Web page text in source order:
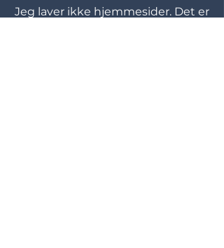
Jeg laver ikke hjemmesider. Det er